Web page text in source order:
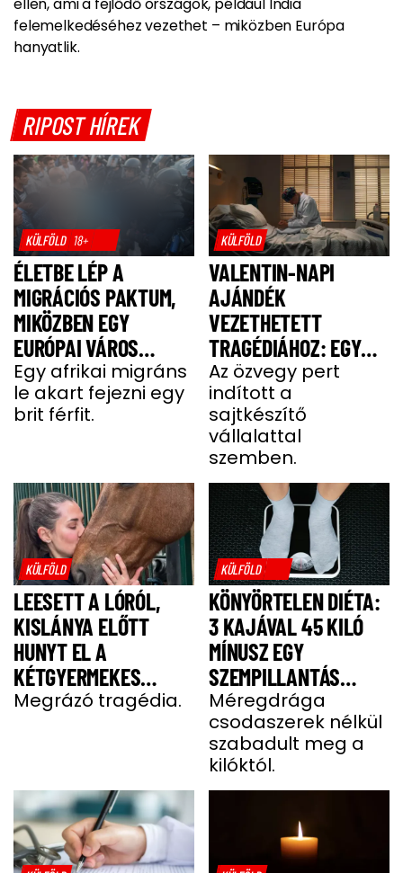
felemelkedéséhez vezethet – miközben Európa
hanyatlik.
RIPOST HÍREK
KÜLFÖLD 18+
ÉLETBE LÉP A
MIGRÁCIÓS PAKTUM,
MIKÖZBEN EGY
EURÓPAI VÁROS
LÁNGOKBAN ÁLL A
MIGRÁNSERŐSZAK
MIATT
Egy afrikai migráns
le akart fejezni egy
brit férfit.
KÜLFÖLD
VALENTIN-NAPI
AJÁNDÉK
VEZETHETETT
TRAGÉDIÁHOZ: EGY
SAJT MIATT HALT MEG
A FÉRJ
Az özvegy pert
indított a
sajtkészítő
vállalattal
szemben.
KÜLFÖLD
LEESETT A LÓRÓL,
KISLÁNYA ELŐTT
HUNYT EL A
KÉTGYERMEKES
DONATELLA
Megrázó tragédia.
KÜLFÖLD
KÖNYÖRTELEN DIÉTA:
3 KAJÁVAL 45 KILÓ
MÍNUSZ EGY
SZEMPILLANTÁS
ALATT
Méregdrága
csodaszerek nélkül
szabadult meg a
kilóktól.